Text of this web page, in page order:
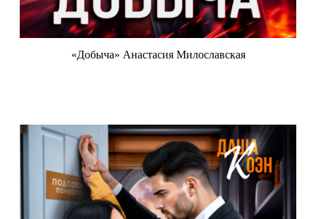
«Добыча» Анастасия Милославская